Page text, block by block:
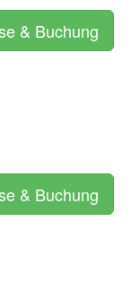
& Buchung
& Buchung